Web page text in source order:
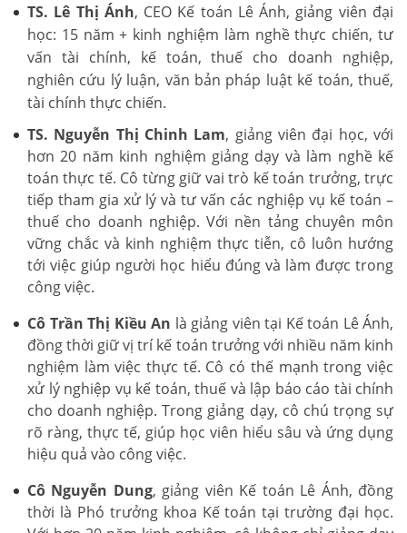
TS. Lê Thị Ánh, CEO Kế toán Lê Ánh, giảng viên đại
học: 15 năm + kinh nghiệm làm nghề thực chiến, tư
vấn tài chính, kế toán, thuế cho doanh nghiệp,
nghiên cứu lý luận, văn bản pháp luật kế toán, thuế,
tài chính thực chiến.
TS. Nguyễn Thị Chinh Lam, giảng viên đại học, với
hơn 20 năm kinh nghiệm giảng dạy và làm nghề kế
toán thực tế. Cô từng giữ vai trò kế toán trưởng, trực
tiếp tham gia xử lý và tư vấn các nghiệp vụ kế toán –
thuế cho doanh nghiệp. Với nền tảng chuyên môn
vững chắc và kinh nghiệm thực tiễn, cô luôn hướng
tới việc giúp người học hiểu đúng và làm được trong
công việc.
Cô Trần Thị Kiều An là giảng viên tại Kế toán Lê Ánh,
đồng thời giữ vị trí kế toán trưởng với nhiều năm kinh
nghiệm làm việc thực tế. Cô có thế mạnh trong việc
xử lý nghiệp vụ kế toán, thuế và lập báo cáo tài chính
cho doanh nghiệp. Trong giảng dạy, cô chú trọng sự
rõ ràng, thực tế, giúp học viên hiểu sâu và ứng dụng
hiệu quả vào công việc.
Cô Nguyễn Dung, giảng viên Kế toán Lê Ánh, đồng
thời là Phó trưởng khoa Kế toán tại trường đại học.